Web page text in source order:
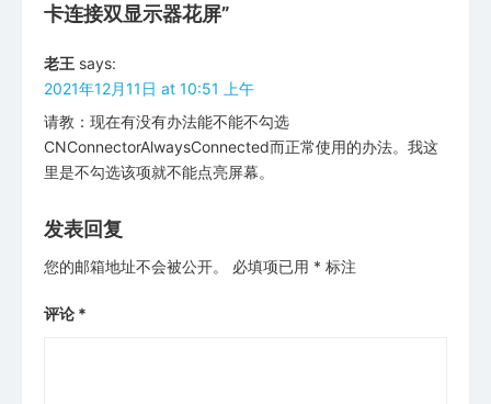
卡连接双显示器花屏”
老王 says:
2021年12月11日 at 10:51 上午
请教：现在有没有办法能不能不勾选
CNConnectorAlwaysConnected而正常使用的办法。我这
里是不勾选该项就不能点亮屏幕。
发表回复
您的邮箱地址不会被公开。 必填项已用 * 标注
评论 *